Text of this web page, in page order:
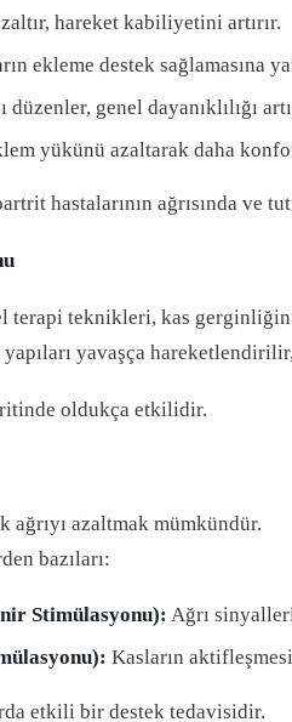
hareket kabiliyetini artırır.
ekleme destek sağlamasına
düzenler, genel dayanıklılığı
yükünü azaltarak daha
hastalarının ağrısında ve
teknikleri, kas gerginliğini
yavaşça
oldukça etkilidir.
azaltmak mümkündür.
bazıları:
Stimülasyonu): Ağrı
Kasların
etkili bir destek tedavisidir.